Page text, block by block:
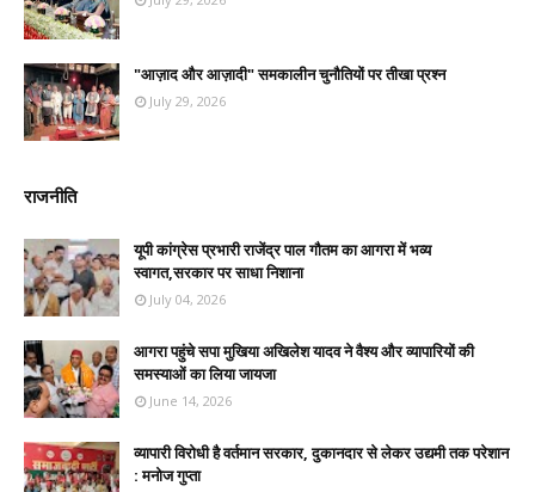
"आज़ाद और आज़ादी" समकालीन चुनौतियों पर तीखा प्रश्न
July 29, 2026
राजनीति
यूपी कांग्रेस प्रभारी राजेंद्र पाल गौतम का आगरा में भव्य
स्वागत,सरकार पर साधा निशाना
July 04, 2026
आगरा पहुंचे सपा मुखिया अखिलेश यादव ने वैश्य और व्यापारियों की
समस्याओं का लिया जायजा
June 14, 2026
व्यापारी विरोधी है वर्तमान सरकार, दुकानदार से लेकर उद्यमी तक परेशान
: मनोज गुप्ता